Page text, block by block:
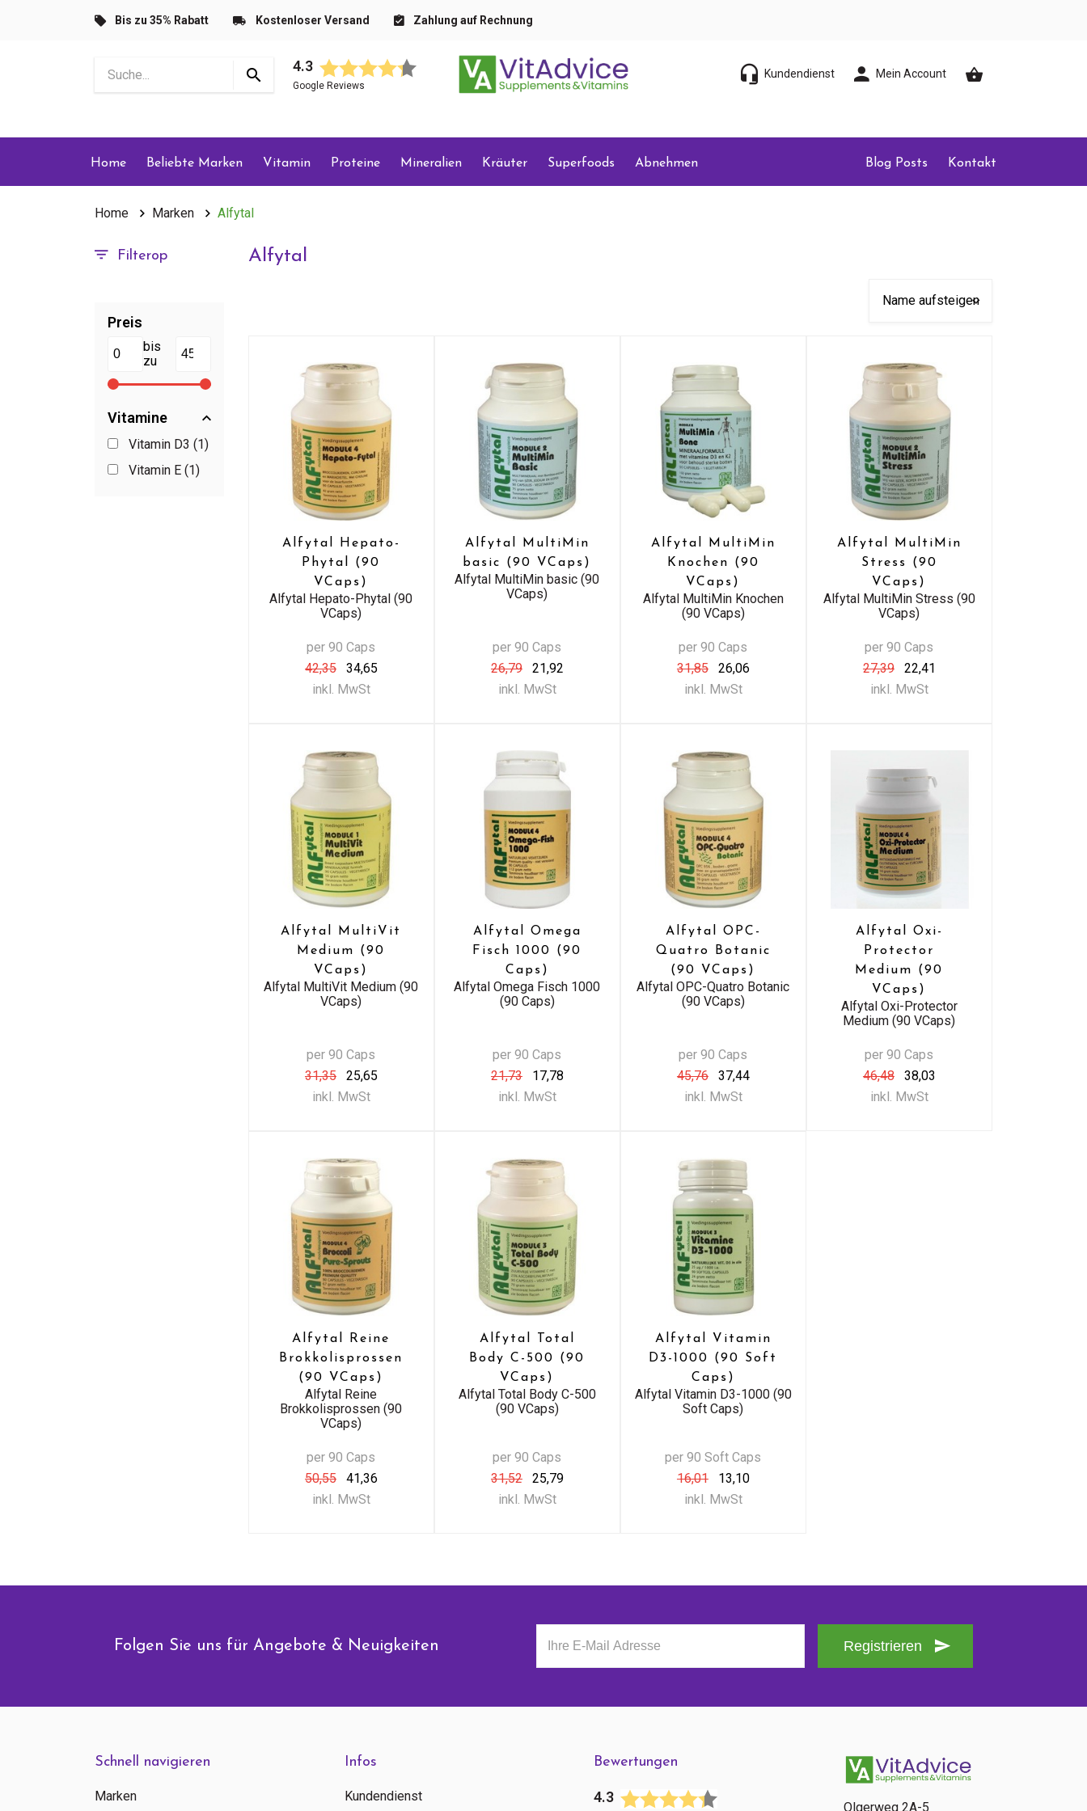
Bis zu 35% Rabatt Kostenloser Versand Zahlung auf Rechnung
4.3
Google Reviews
Kundendienst Mein Account
Home Beliebte Marken Vitamin Proteine Mineralien Kräuter Superfoods Abnehmen Blog Posts Kontakt
Home Marken Alfytal
Filterop
Preis
bis
zu
Vitamine
Vitamin D3 (1)
Vitamin E (1)
Alfytal
Alfytal Hepato-
Phytal (90
VCaps)
Alfytal Hepato-Phytal (90
VCaps)
per 90 Caps
42,35
34,65
inkl. MwSt
Alfytal MultiMin
basic (90 VCaps)
Alfytal MultiMin basic (90
VCaps)
per 90 Caps
26,79
21,92
inkl. MwSt
Alfytal MultiMin
Knochen (90
VCaps)
Alfytal MultiMin Knochen
(90 VCaps)
per 90 Caps
31,85
26,06
inkl. MwSt
Alfytal MultiMin
Stress (90
VCaps)
Alfytal MultiMin Stress (90
VCaps)
per 90 Caps
27,39
22,41
inkl. MwSt
Alfytal MultiVit
Medium (90
VCaps)
Alfytal MultiVit Medium (90
VCaps)
per 90 Caps
31,35
25,65
inkl. MwSt
Alfytal Omega
Fisch 1000 (90
Caps)
Alfytal Omega Fisch 1000
(90 Caps)
per 90 Caps
21,73
17,78
inkl. MwSt
Alfytal OPC-
Quatro Botanic
(90 VCaps)
Alfytal OPC-Quatro Botanic
(90 VCaps)
per 90 Caps
45,76
37,44
inkl. MwSt
Alfytal Oxi-
Protector
Medium (90
VCaps)
Alfytal Oxi-Protector
Medium (90 VCaps)
per 90 Caps
46,48
38,03
inkl. MwSt
Alfytal Reine
Brokkolisprossen
(90 VCaps)
Alfytal Reine
Brokkolisprossen (90
VCaps)
per 90 Caps
50,55
41,36
inkl. MwSt
Alfytal Total
Body C-500 (90
VCaps)
Alfytal Total Body C-500
(90 VCaps)
per 90 Caps
31,52
25,79
inkl. MwSt
Alfytal Vitamin
D3-1000 (90 Soft
Caps)
Alfytal Vitamin D3-1000 (90
Soft Caps)
per 90 Soft Caps
16,01
13,10
inkl. MwSt
Folgen Sie uns für Angebote & Neuigkeiten Registrieren
Schnell navigieren
Marken
Infos
Kundendienst
Bewertungen
4.3
Olgerweg 2A-5